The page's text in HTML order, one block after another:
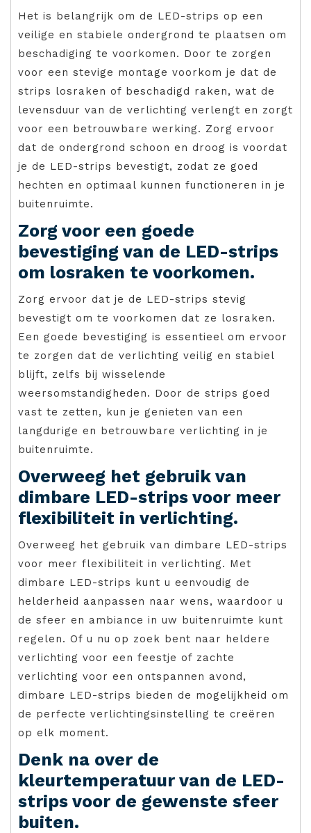
Het is belangrijk om de LED-strips op een
veilige en stabiele ondergrond te plaatsen om
beschadiging te voorkomen. Door te zorgen
voor een stevige montage voorkom je dat de
strips losraken of beschadigd raken, wat de
levensduur van de verlichting verlengt en zorgt
voor een betrouwbare werking. Zorg ervoor
dat de ondergrond schoon en droog is voordat
je de LED-strips bevestigt, zodat ze goed
hechten en optimaal kunnen functioneren in je
buitenruimte.
Zorg voor een goede
bevestiging van de LED-strips
om losraken te voorkomen.
Zorg ervoor dat je de LED-strips stevig
bevestigt om te voorkomen dat ze losraken.
Een goede bevestiging is essentieel om ervoor
te zorgen dat de verlichting veilig en stabiel
blijft, zelfs bij wisselende
weersomstandigheden. Door de strips goed
vast te zetten, kun je genieten van een
langdurige en betrouwbare verlichting in je
buitenruimte.
Overweeg het gebruik van
dimbare LED-strips voor meer
flexibiliteit in verlichting.
Overweeg het gebruik van dimbare LED-strips
voor meer flexibiliteit in verlichting. Met
dimbare LED-strips kunt u eenvoudig de
helderheid aanpassen naar wens, waardoor u
de sfeer en ambiance in uw buitenruimte kunt
regelen. Of u nu op zoek bent naar heldere
verlichting voor een feestje of zachte
verlichting voor een ontspannen avond,
dimbare LED-strips bieden de mogelijkheid om
de perfecte verlichtingsinstelling te creëren
op elk moment.
Denk na over de
kleurtemperatuur van de LED-
strips voor de gewenste sfeer
buiten.